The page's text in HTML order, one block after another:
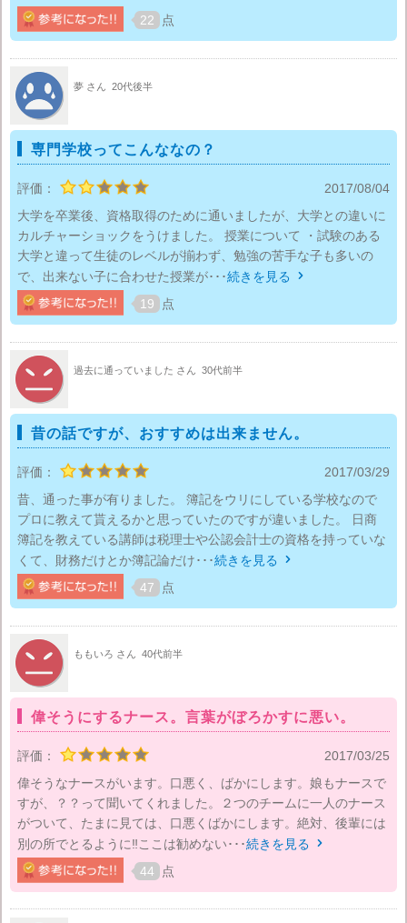
22
点
夢 さん 20代後半
専門学校ってこんななの？
評価：
2017/08/04
大学を卒業後、資格取得のために通いましたが、大学との違いに
カルチャーショックをうけました。 授業について ・試験のある
大学と違って生徒のレベルが揃わず、勉強の苦手な子も多いの
で、出来ない子に合わせた授業が･･･続きを見る 
19 点
過去に通っていました さん 30代前半
昔の話ですが、おすすめは出来ません。
評価：
2017/03/29
昔、通った事が有りました。 簿記をウリにしている学校なので
プロに教えて貰えるかと思っていたのですが違いました。 日商
簿記を教えている講師は税理士や公認会計士の資格を持っていな
くて、財務だけとか簿記論だけ･･･続きを見る 
47 点
ももいろ さん 40代前半
偉そうにするナース。言葉がぼろかすに悪い。
評価：
2017/03/25
偉そうなナースがいます。口悪く、ばかにします。娘もナースで
すが、？？って聞いてくれました。２つのチームに一人のナース
がついて、たまに見ては、口悪くばかにします。絶対、後輩には
別の所でとるように‼ここは勧めない･･･続きを見る 
44 点